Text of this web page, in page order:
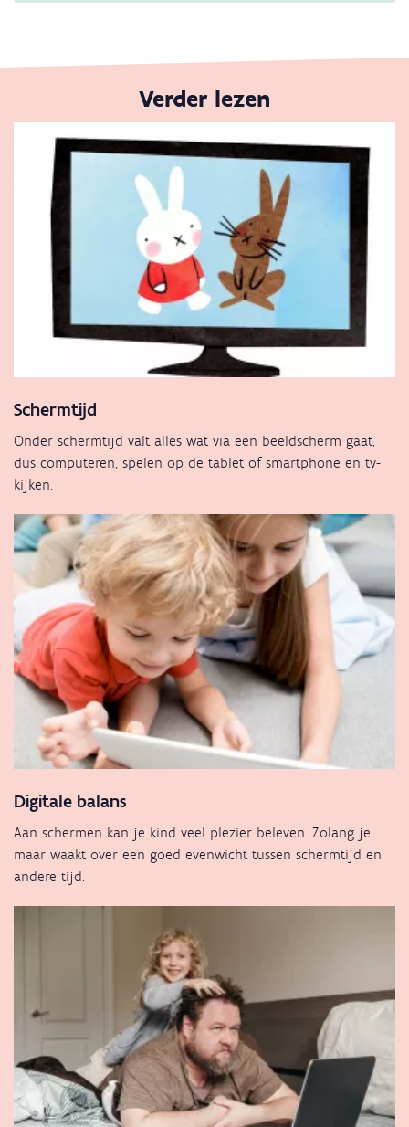
Verder lezen
Schermtijd
Onder schermtijd valt alles wat via een beeldscherm gaat,
dus computeren, spelen op de tablet of smartphone en tv-
kijken.
Digitale balans
Aan schermen kan je kind veel plezier beleven. Zolang je
maar waakt over een goed evenwicht tussen schermtijd en
andere tijd.